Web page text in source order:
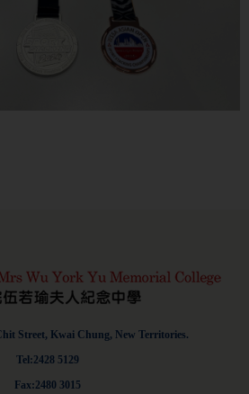
Street, Kwai Chung, New Territories.
Tel:2428 5129
Fax:2480 3015